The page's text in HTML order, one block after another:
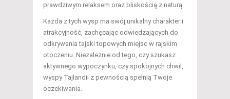
prawdziwym relaksem oraz bliskością z naturą.
Każda z tych wysp ma swój unikalny charakter i
atrakcyjność, zachęcając odwiedzających do
odkrywania tajski topowych miejsc w rajskim
otoczeniu. Niezależnie od tego, czy szukasz
aktywnego wypoczynku, czy spokojnych chwil,
wyspy Tajlandii z pewnością spełnią Twoje
oczekiwania.